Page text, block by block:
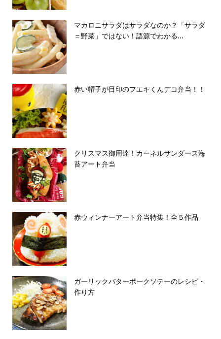
マカロニサラダはサラダなのか？「サラダ
＝野菜」ではない！語源でわかる...
赤い帽子が目印のフエキくんデコ弁当！！
クリスマス御用達！カーネルサンダース海
苔アート弁当
赤ウィンナーアート弁当特集！全５作品
ガーリックバターポークソテーのレシピ・
作り方